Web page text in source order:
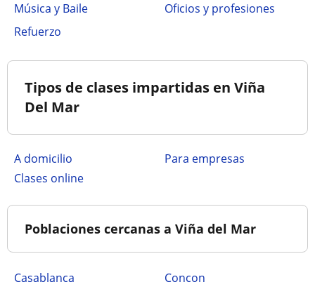
Música y Baile
Oficios y profesiones
Refuerzo
Tipos de clases impartidas en Viña
Del Mar
a domicilio
para empresas
clases online
Poblaciones cercanas a Viña del Mar
Casablanca
Concon